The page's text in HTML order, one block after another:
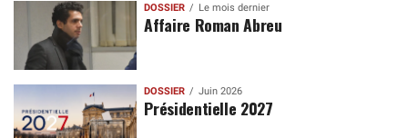
DOSSIER Le mois dernier
Affaire Roman Abreu
DOSSIER Juin 2026
Présidentielle 2027